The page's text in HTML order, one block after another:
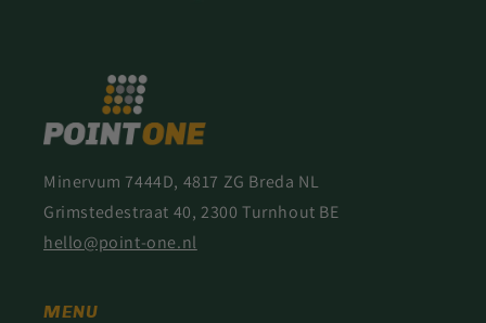
Minervum 7444D, 4817 ZG Breda NL
Grimstedestraat 40, 2300 Turnhout BE
hello@point-one.nl
MENU